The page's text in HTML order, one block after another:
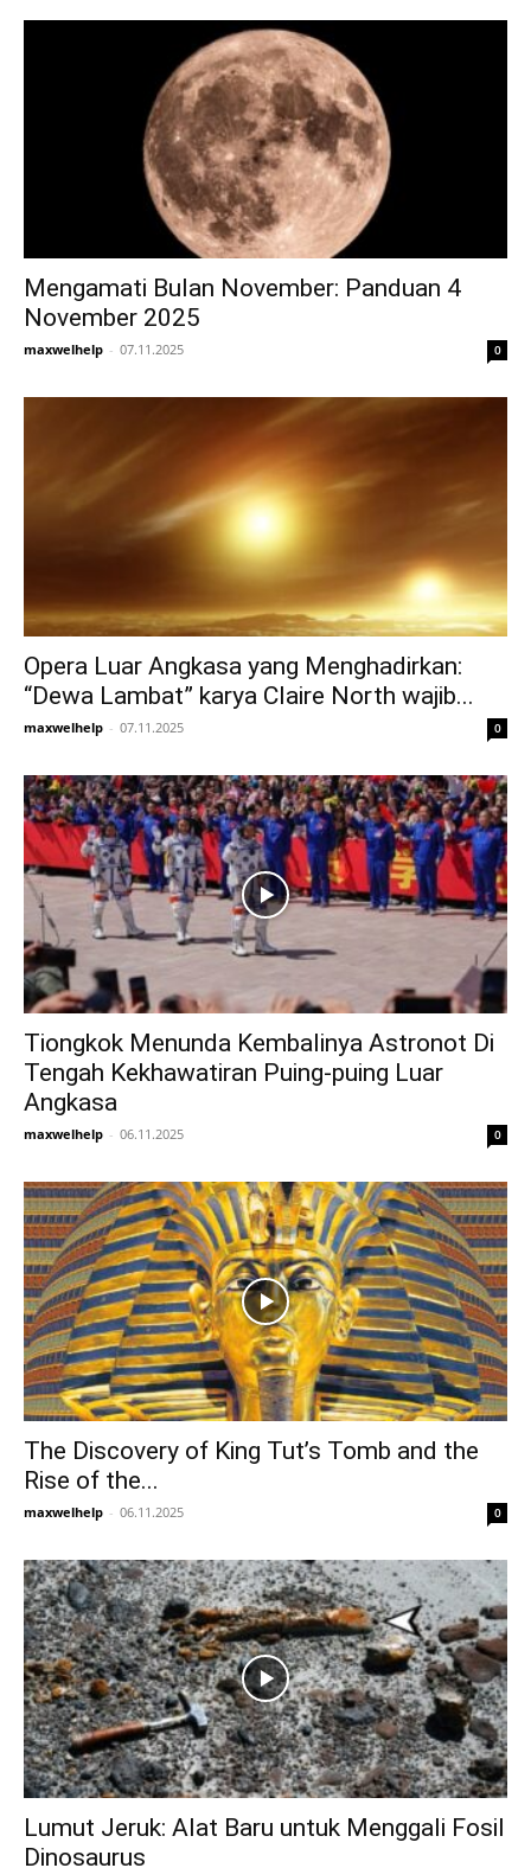
Mengamati Bulan November: Panduan 4
November 2025
maxwelhelp - 07.11.2025 0
Opera Luar Angkasa yang Menghadirkan:
“Dewa Lambat” karya Claire North wajib...
maxwelhelp - 07.11.2025 0
Tiongkok Menunda Kembalinya Astronot Di
Tengah Kekhawatiran Puing-puing Luar
Angkasa
maxwelhelp - 06.11.2025 0
The Discovery of King Tut’s Tomb and the
Rise of the...
maxwelhelp - 06.11.2025 0
Lumut Jeruk: Alat Baru untuk Menggali Fosil
Dinosaurus